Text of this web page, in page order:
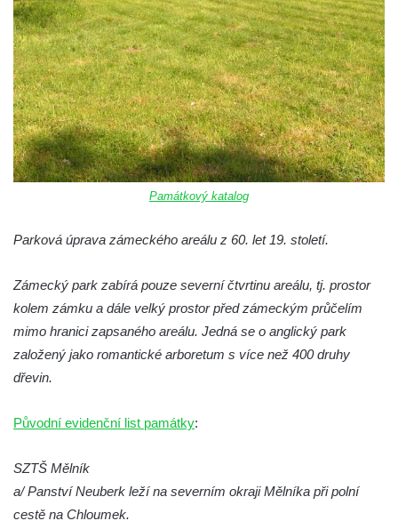
Památkový katalog
Parková úprava zámeckého areálu z 60. let 19. století.
Zámecký park zabírá pouze severní čtvrtinu areálu, tj. prostor
kolem zámku a dále velký prostor před zámeckým průčelím
mimo hranici zapsaného areálu. Jedná se o anglický park
založený jako romantické arboretum s více než 400 druhy
dřevin.
Původní evidenční list památky:
SZTŠ Mělník
a/ Panství Neuberk leží na severním okraji Mělníka při polní
cestě na Chloumek.